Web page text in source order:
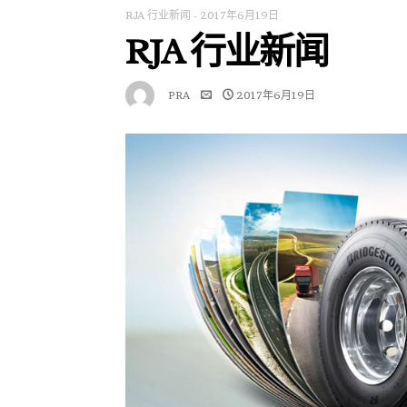
RJA 行业新闻 - 2017年6月19日
RJA 行业新闻
PRA 2017年6月19日